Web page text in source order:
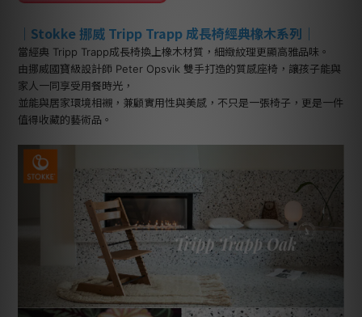
｜ Stokke 挪威 Tripp Trapp 成長椅經典橡木系列 ｜
當經典 Tripp Trapp成長椅換上橡木材質，細緻紋理更顯高雅品味。
由挪威國寶級設計師 Peter Opsvik 雙手打造的質感座椅，讓孩子能與
家人一同享受用餐時光，
並能與居家環境相襯，兼顧實用性與美感，不只是一張椅子，更是一件
值得收藏的藝術品。